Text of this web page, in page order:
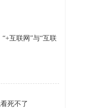
互联网”与“互联
死不了